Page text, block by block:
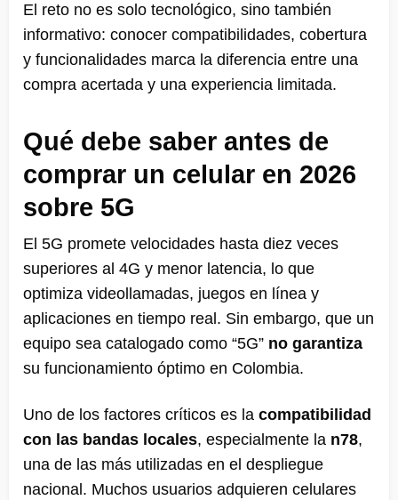
El reto no es solo tecnológico, sino también
informativo: conocer compatibilidades, cobertura
y funcionalidades marca la diferencia entre una
compra acertada y una experiencia limitada.
Qué debe saber antes de
comprar un celular en 2026
sobre 5G
El 5G promete velocidades hasta diez veces
superiores al 4G y menor latencia, lo que
optimiza videollamadas, juegos en línea y
aplicaciones en tiempo real. Sin embargo, que un
equipo sea catalogado como “5G” no garantiza
su funcionamiento óptimo en Colombia.
Uno de los factores críticos es la compatibilidad
con las bandas locales, especialmente la n78,
una de las más utilizadas en el despliegue
nacional. Muchos usuarios adquieren celulares